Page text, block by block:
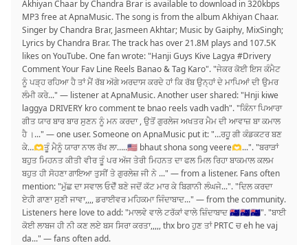
Akhiyan Chaar by Chandra Brar is available to download in 320kbps
MP3 free at ApnaMusic. The song is from the album Akhiyan Chaar.
Singer by Chandra Brar, Jasmeen Akhtar; Music by Gaiphy, MixSingh;
Lyrics by Chandra Brar. The track has over 21.8M plays and 107.5K
likes on YouTube. One fan wrote: "Hanji Guys Kive Lagya #Drivery
Comment Your Fav Line Reels Banao & Tag Karo". "ਜੇਕਰ ਕੋਈ ਇਸ ਕੰਮੈਟ
ਨੂੰ ਪੜ੍ਹ ਰਹਿਆ ਹੈ ਤਾਂ ਮੈਂ ਰੱਬ ਅੱਗੇ ਅਰਦਾਸ ਕਰਦੇ ਹਾਂ ਕਿ ਰੱਬ ਉਨ੍ਹਾਂ ਦੇ ਮਾਪਿਆਂ ਦੀ ਉਮਰ
ਲੰਮੀ ਕਰੇ..." — listener at ApnaMusic. Another user shared: "Hnji kiwe
laggya DRIVERY kro comment te bnao reels vadh vadh". "ਕਿੰਨਾ ਪਿਆਰਾ
ਗੀਤ ਯਾਰ ਬਾਰ ਬਾਰ ਸੁਣਨ ਨੂੰ ਮਨ ਕਰਦਾ , ਉਤੋਂ ਗੁਰਲੇਜ ਅਖਤਰ ਮੈਮ ਦੀ ਆਵਾਜ਼ ਬਾ ਕਮਾਲ
ਹੈ ।..." — one user. Someone on ApnaMusic put it: "…ਰਹੂ ਗੀ ਕੰਡਕਟਰ ਬਣ
ਕੇ…🫶ਤੂੰ ਮੈਨੂੰ ਯਾਰਾ ਨਾਲ ਰੱਖ ਲਾ…..🇺🇸 bhaut shona song veere🫶...". "ਬਰਾੜਾਂ
ਬਹੁਤ ਮਿਹਨਤ ਕੀਤੀ ਵੀਰ ਤੂੰ ਪਰ ਅੱਜ ਤੇਰੀ ਮਿਹਨਤ ਦਾ ਫਲ ਮਿਲ ਰਿਹਾ ਬਾਕਮਾਲ ਕਲਮ
ਬਹੁਤ ਹੀ ਸੋਹਣਾ ਗਾਇਆ ਤੁਸੀਂ ਤੇ ਗੁਰਲੇਜ਼ ਜੀ ਨੇ ..." — from a listener. Fans often
mention: "ਮੁੱਛ ਦਾ ਸਵਾਲ ਓਦੋਁ ਬਣੇ ਜਦੋਂ ਕੱਟ ਮਾਰ ਕੇ ਬਿਗਾਨੀ ਲੰਘਜੇ...". "ਦਿਲ ਕਰਦਾ
ਏਹੀ ਗਾਣਾ ਸੁਣੀ ਜਾਵਾ,,,, ਡਰਾਈਵਰ ਮਹਿਕਮਾ ਜਿੰਦਾਬਾਦ..." — from the community.
Listeners here love to add: "ਮਾਲਵੇ ਵਾਲੇ ਟਰੱਕਾਂ ਵਾਲੇ ਜ਼ਿੰਦਾਬਾਦ 🇦🇺🇦🇺🇦🇺". "ਬਾਈ
ਕੋਈ ਲਾਬਜ ਹੀ ਨੀ ਕਣ ਲਏ ਬਸ ਸਿਰਾ ਕਰਤਾ,,,,, thx bro ਹੁਣ ਤਾਂ PRTC ਚ eh he vaj
da..." — fans often add.